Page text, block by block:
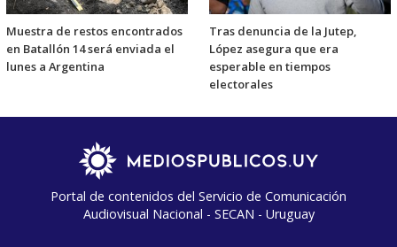
Muestra de restos encontrados
en Batallón 14 será enviada el
lunes a Argentina
Tras denuncia de la Jutep,
López asegura que era
esperable en tiempos
electorales
Portal de contenidos del Servicio de Comunicación
Audiovisual Nacional - SECAN - Uruguay